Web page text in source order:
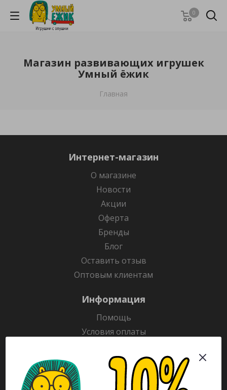
0
Магазин развивающих игрушек
Умный ёжик
Главная
Интернет-магазин
О магазине
Новости
Акции
Оферта
Бренды
Блог
Оставить отзыв
Оптовым клиентам
Информация
Помощь
Условия оплаты
Гарантия на товар
Раскраски